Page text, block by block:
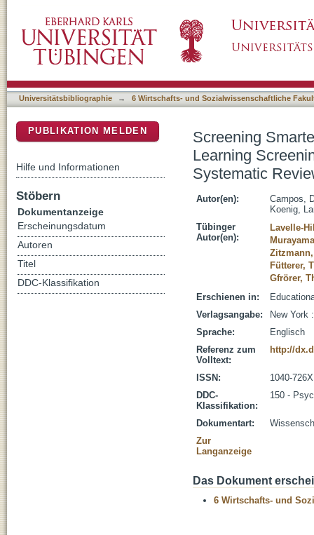
Algorithms and Heuristic Stopping Criteria
Universitätsbibliographie → 6 Wirtschafts- und Sozialwissenschaftliche
Screening
Learning
Systematic
Autor(en):
Campos,
Koenig,
Tübinger
Autor(en):
Lavelle-
Fütterer,
Gfrörer,
Erschienen in:
Verlagsangabe:
New York
Sprache:
Englisch
Referenz zum
Volltext:
http://
ISSN:
1040-726X
DDC-
Klassifikation:
150 -
Dokumentart:
Zur
Langanzeige
Das Dokument
6 Wirtschafts- und
PUBLIKATION MELDEN
Hilfe und Informationen
Stöbern
Dokumentanzeige
Erscheinungsdatum
Autoren
Titel
DDC-Klassifikation